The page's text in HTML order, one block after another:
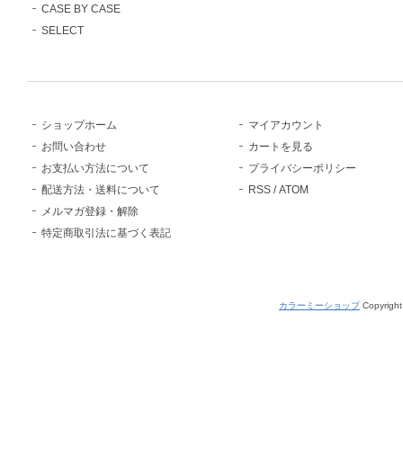
CASE BY CASE
SELECT
ショップホーム
お問い合わせ
お支払い方法について
配送方法・送料について
メルマガ登録・解除
特定商取引法に基づく表記
マイアカウント
カートを見る
プライバシーポリシー
RSS /ATOM
カラーミーショップ